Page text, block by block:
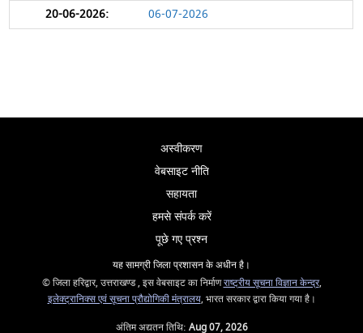
06-07-2026
अस्वीकरण
वेबसाइट नीति
सहायता
हमसे संपर्क करें
पूछे गए प्रश्न
यह सामग्री जिला प्रशासन के अधीन है।
© जिला हरिद्वार, उत्तराखण्ड , इस वेबसाइट का निर्माणराष्ट्रीय सूचना विज्ञान केन्द्र,
इलेक्ट्रानिक्स एवं सूचना प्रौद्योगिकी मंत्रालय, भारत सरकार द्वारा किया गया है।
अंतिम अद्यतन तिथि: Aug 07, 2026